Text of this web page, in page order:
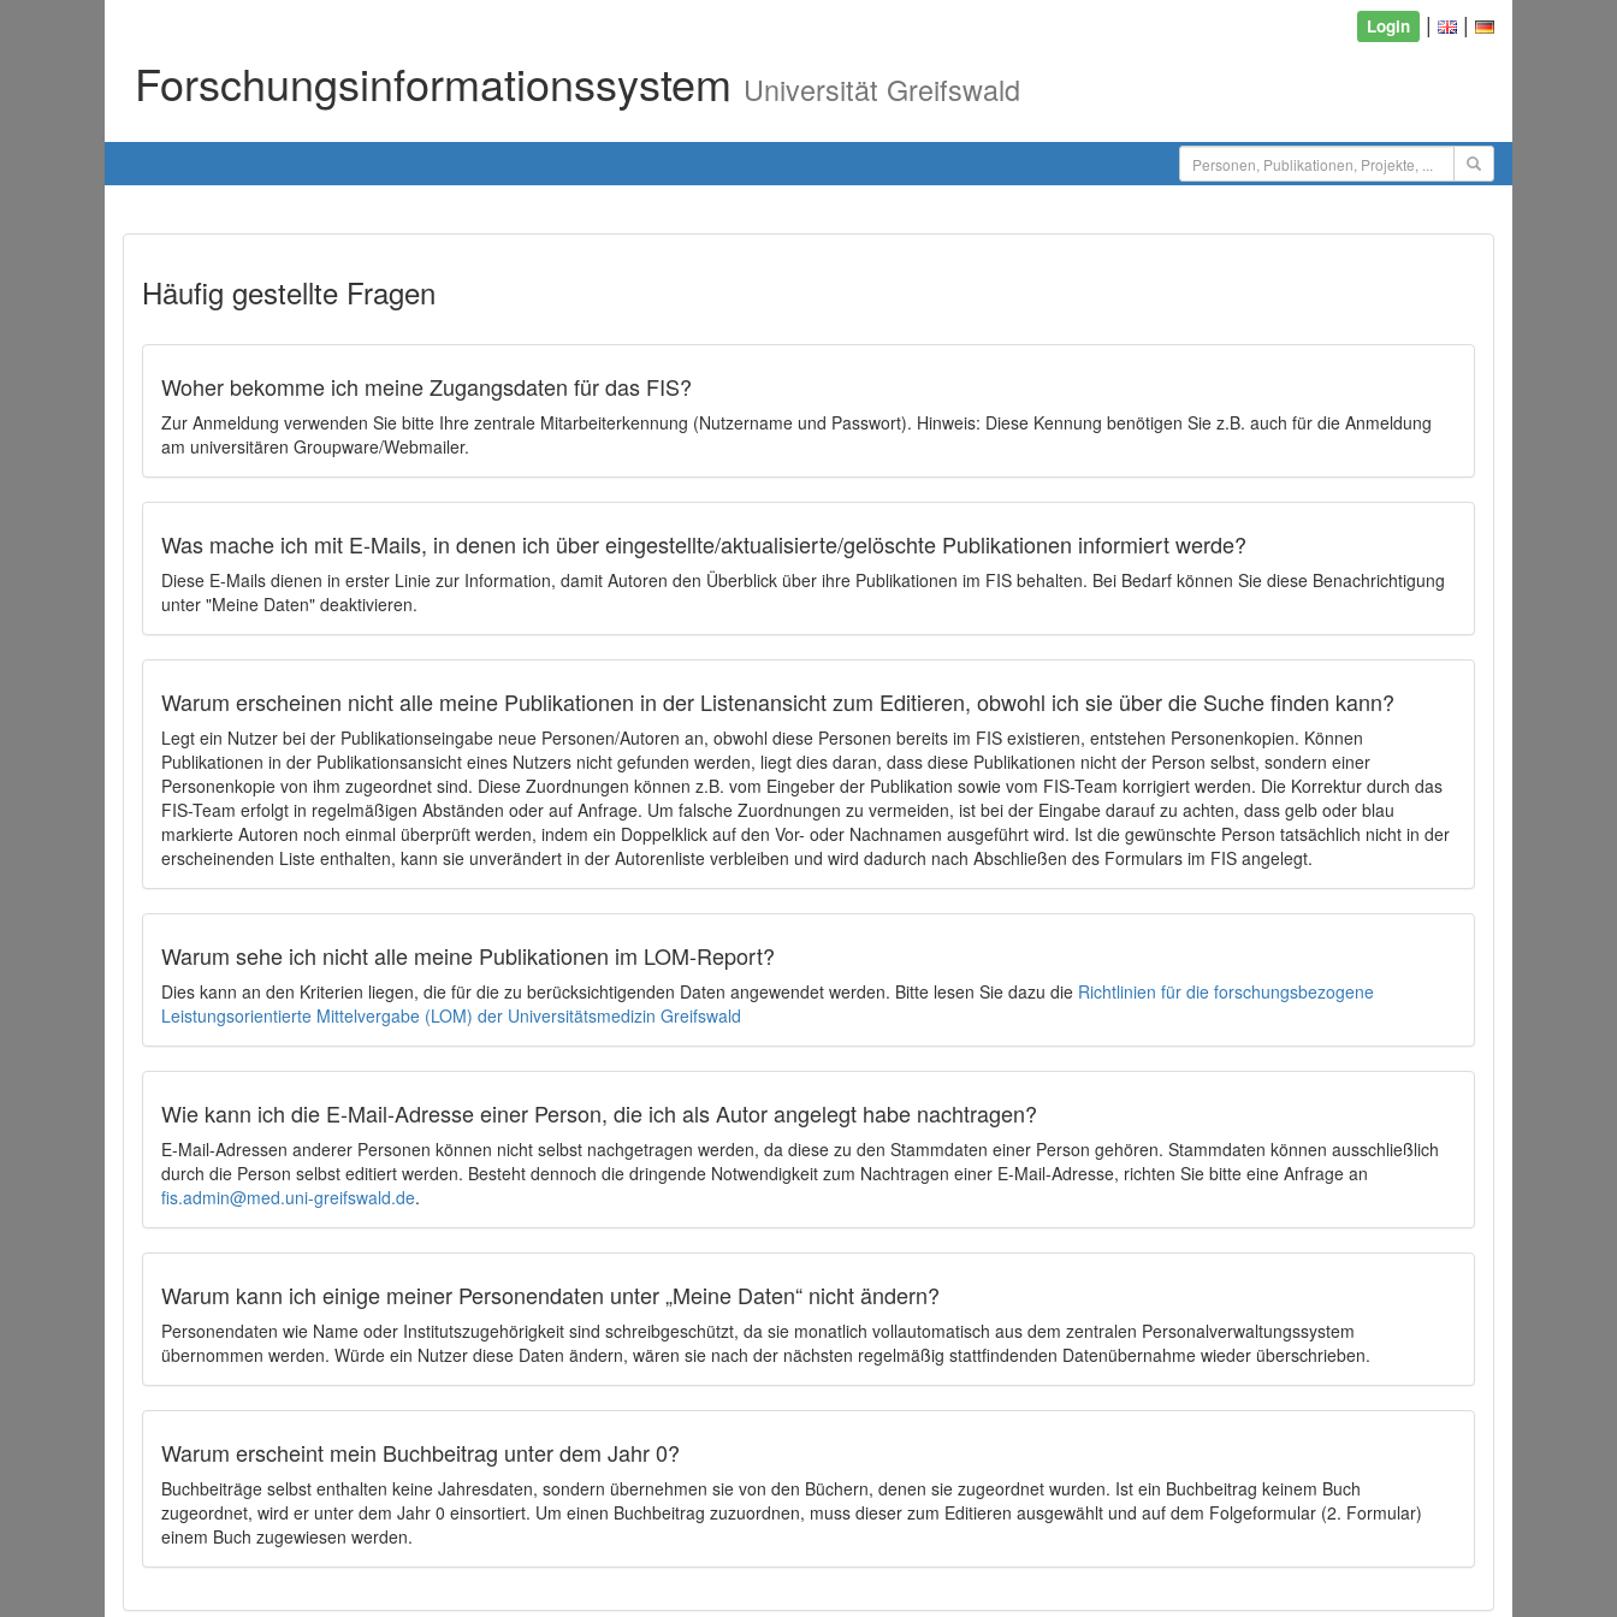
Login | |
Forschungsinformationssystem Universität Greifswald
Häufig gestellte Fragen
Woher bekomme ich meine Zugangsdaten für das FIS?
Zur Anmeldung verwenden Sie bitte Ihre zentrale Mitarbeiterkennung (Nutzername und Passwort). Hinweis: Diese Kennung benötigen Sie z.B. auch für die Anmeldung
am universitären Groupware/Webmailer.
Was mache ich mit E-Mails, in denen ich über eingestellte/aktualisierte/gelöschte Publikationen informiert werde?
Diese E-Mails dienen in erster Linie zur Information, damit Autoren den Überblick über ihre Publikationen im FIS behalten. Bei Bedarf können Sie diese Benachrichtigung
unter "Meine Daten" deaktivieren.
Warum erscheinen nicht alle meine Publikationen in der Listenansicht zum Editieren, obwohl ich sie über die Suche finden kann?
Legt ein Nutzer bei der Publikationseingabe neue Personen/Autoren an, obwohl diese Personen bereits im FIS existieren, entstehen Personenkopien. Können
Publikationen in der Publikationsansicht eines Nutzers nicht gefunden werden, liegt dies daran, dass diese Publikationen nicht der Person selbst, sondern einer
Personenkopie von ihm zugeordnet sind. Diese Zuordnungen können z.B. vom Eingeber der Publikation sowie vom FIS-Team korrigiert werden. Die Korrektur durch das
FIS-Team erfolgt in regelmäßigen Abständen oder auf Anfrage. Um falsche Zuordnungen zu vermeiden, ist bei der Eingabe darauf zu achten, dass gelb oder blau
markierte Autoren noch einmal überprüft werden, indem ein Doppelklick auf den Vor- oder Nachnamen ausgeführt wird. Ist die gewünschte Person tatsächlich nicht in der
erscheinenden Liste enthalten, kann sie unverändert in der Autorenliste verbleiben und wird dadurch nach Abschließen des Formulars im FIS angelegt.
Warum sehe ich nicht alle meine Publikationen im LOM-Report?
Dies kann an den Kriterien liegen, die für die zu berücksichtigenden Daten angewendet werden. Bitte lesen Sie dazu die Richtlinien für die forschungsbezogene
Leistungsorientierte Mittelvergabe (LOM) der Universitätsmedizin Greifswald
Wie kann ich die E-Mail-Adresse einer Person, die ich als Autor angelegt habe nachtragen?
E-Mail-Adressen anderer Personen können nicht selbst nachgetragen werden, da diese zu den Stammdaten einer Person gehören. Stammdaten können ausschließlich
durch die Person selbst editiert werden. Besteht dennoch die dringende Notwendigkeit zum Nachtragen einer E-Mail-Adresse, richten Sie bitte eine Anfrage an
fis.admin@med.uni-greifswald.de.
Warum kann ich einige meiner Personendaten unter „Meine Daten“ nicht ändern?
Personendaten wie Name oder Institutszugehörigkeit sind schreibgeschützt, da sie monatlich vollautomatisch aus dem zentralen Personalverwaltungssystem
übernommen werden. Würde ein Nutzer diese Daten ändern, wären sie nach der nächsten regelmäßig stattfindenden Datenübernahme wieder überschrieben.
Warum erscheint mein Buchbeitrag unter dem Jahr 0?
Buchbeiträge selbst enthalten keine Jahresdaten, sondern übernehmen sie von den Büchern, denen sie zugeordnet wurden. Ist ein Buchbeitrag keinem Buch
zugeordnet, wird er unter dem Jahr 0 einsortiert. Um einen Buchbeitrag zuzuordnen, muss dieser zum Editieren ausgewählt und auf dem Folgeformular (2. Formular)
einem Buch zugewiesen werden.